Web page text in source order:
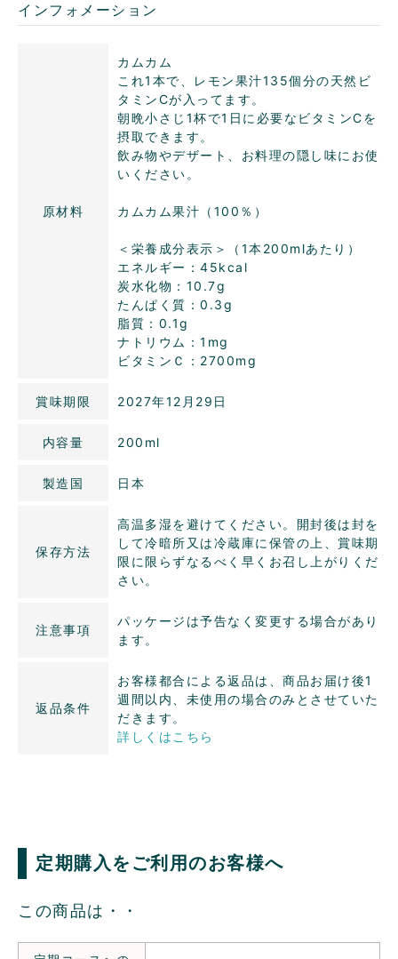
インフォメーション
原材料
カムカム
これ1本で、レモン果汁135個分の天然ビ
タミンCが入ってます。
朝晩小さじ1杯で1日に必要なビタミンCを
摂取できます。
飲み物やデザート、お料理の隠し味にお使
いください。
カムカム果汁（100％）
＜栄養成分表示＞（1本200mlあたり）
エネルギー：45kcal
炭水化物：10.7g
たんぱく質：0.3g
脂質：0.1g
ナトリウム：1mg
ビタミンＣ：2700mg
賞味期限 2027年12月29日
内容量 200ml
製造国 日本
保存方法
高温多湿を避けてください。開封後は封を
して冷暗所又は冷蔵庫に保管の上、賞味期
限に限らずなるべく早くお召し上がりくだ
さい。
注意事項
パッケージは予告なく変更する場合があり
ます。
返品条件
お客様都合による返品は、商品お届け後1
週間以内、未使用の場合のみとさせていた
だきます。
詳しくはこちら
定期購入をご利用のお客様へ
この商品は・・